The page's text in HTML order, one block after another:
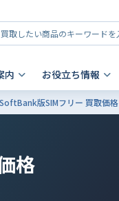
- AirPods
内 お役立ち情報
版SIMフリー 買取価格
格